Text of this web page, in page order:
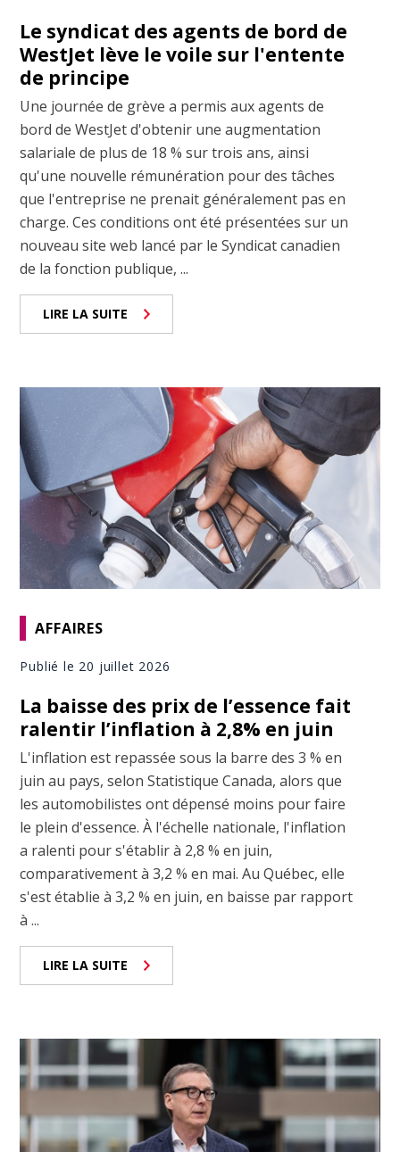
Le syndicat des agents de bord de
WestJet lève le voile sur l'entente
de principe
Une journée de grève a permis aux agents de
bord de WestJet d'obtenir une augmentation
salariale de plus de 18 % sur trois ans, ainsi
qu'une nouvelle rémunération pour des tâches
que l'entreprise ne prenait généralement pas en
charge. Ces conditions ont été présentées sur un
nouveau site web lancé par le Syndicat canadien
de la fonction publique, ...
LIRE LA SUITE
AFFAIRES
Publié le 20 juillet 2026
La baisse des prix de l’essence fait
ralentir l’inflation à 2,8% en juin
L'inflation est repassée sous la barre des 3 % en
juin au pays, selon Statistique Canada, alors que
les automobilistes ont dépensé moins pour faire
le plein d'essence. À l'échelle nationale, l'inflation
a ralenti pour s'établir à 2,8 % en juin,
comparativement à 3,2 % en mai. Au Québec, elle
s'est établie à 3,2 % en juin, en baisse par rapport
à ...
LIRE LA SUITE